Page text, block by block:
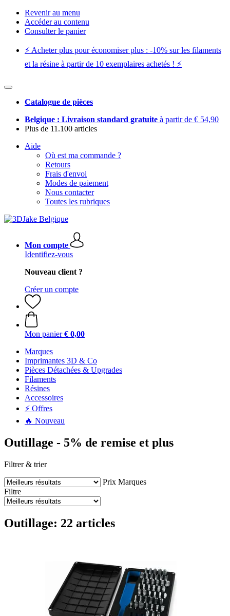
Revenir au menu
Accéder au contenu
Consulter le panier
⚡️ Acheter plus pour économiser plus : -10% sur les filaments
et la résine à partir de 10 exemplaires achetés ! ⚡️
Catalogue de pièces
Belgique : Livraison standard gratuite à partir de € 54,90
Plus de 11.100 articles
Aide
Où est ma commande ?
Retours
Frais d'envoi
Modes de paiement
Nous contacter
Toutes les rubriques
Mon compte
Identifiez-vous
Nouveau client ?
Créer un compte
Mon panier € 0,00
Marques
Imprimantes 3D & Co
Pièces Détachées & Upgrades
Filaments
Résines
Accessoires
⚡ Offres
🔥 Nouveau
Outillage - 5% de remise et plus
Filtrer & trier
Prix Marques
Filtre
Outillage: 22 articles